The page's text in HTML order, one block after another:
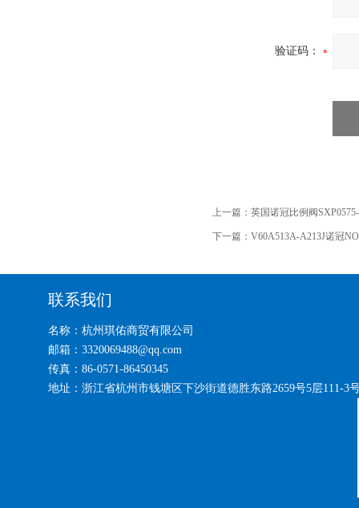
验证码：
上一篇： 英国诺冠比例阀
下一篇： V60A513A-A213J诺冠
联系我们
名称：杭州琪佑商贸有限公司
邮箱：3320069488@qq.com
传真：86-0571-86450345
地址：浙江省杭州市钱塘区下沙街道德胜东路2659号5层111-3